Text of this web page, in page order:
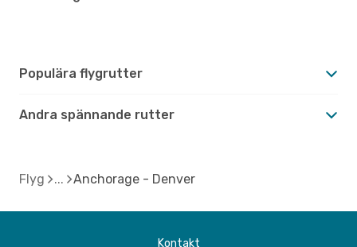
Populära flygrutter
Andra spännande rutter
Flyg Anchorage - Denver
Kontakt